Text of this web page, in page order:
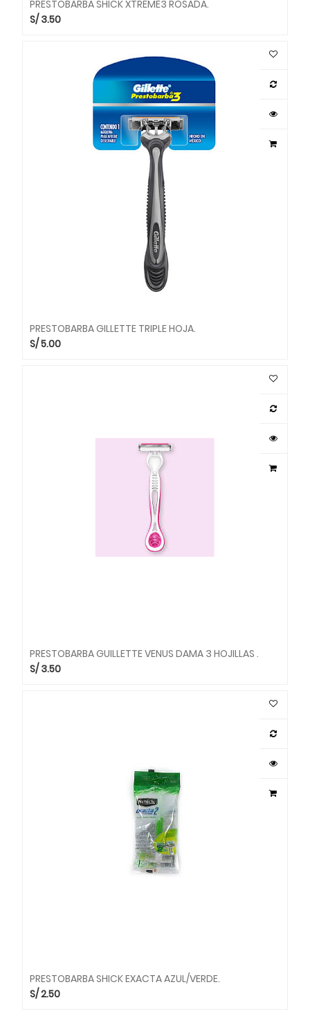
PRESTOBARBA SHICK XTREME3 ROSADA.
S/3.50
PRESTOBARBA GILLETTE TRIPLE HOJA.
S/5.00
PRESTOBARBA GUILLETTE VENUS DAMA 3 HOJILLAS .
S/3.50
PRESTOBARBA SHICK EXACTA AZUL/VERDE.
S/2.50